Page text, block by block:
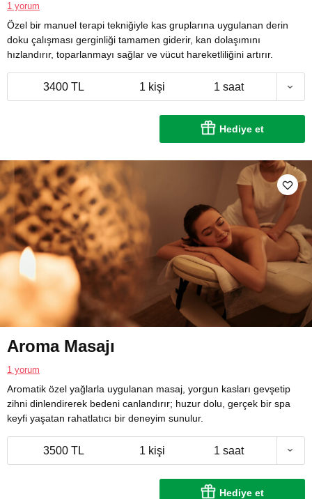
1 yorum
Özel bir manuel terapi tekniğiyle kas gruplarına uygulanan derin
doku çalışması gerginliği tamamen giderir, kan dolaşımını
hızlandırır, toparlanmayı sağlar ve vücut hareketliliğini artırır.
3400 TL 1 kişi 1 saat
Hediye et
Aroma Masajı
1 yorum
Aromatik özel yağlarla uygulanan masaj, yorgun kasları gevşetip
zihni dinlendirerek bedeni canlandırır; huzur dolu, gerçek bir spa
keyfi yaşatan rahatlatıcı bir deneyim sunulur.
3500 TL 1 kişi 1 saat
Hediye et